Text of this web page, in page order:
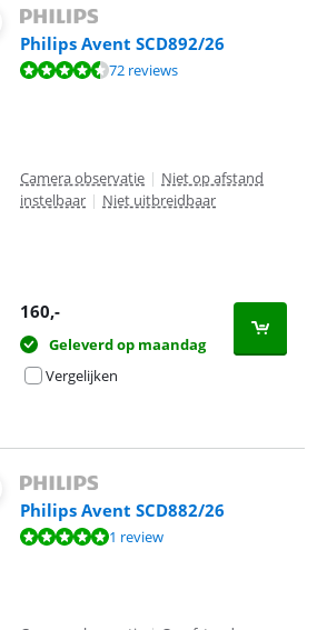
Philips Avent SCD892/26
10, gebaseerd op 72 reviews.
72 reviews
Camera observatie | Niet op afstand
instelbaar | Niet uitbreidbaar
160,-
Geleverd op maandag
Vergelijken
Philips Avent SCD882/26
10, gebaseerd op 1 review.
1 review